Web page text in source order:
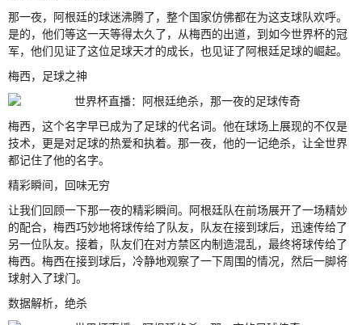
那一夜，阿根廷的球迷沸腾了，整个国家仿佛都在为这支球队欢呼。
是的，他们等这一天等得太久了，从梅西的出道，到如今世界杯的冠
军，他们见证了这位足球天才的成长，也见证了阿根廷足球的崛起。
梅西，足球之神
梅西，这个名字早已成为了足球的代名词。他在球场上展现的不仅是
技术，更是对足球的热爱和执着。那一夜，他的一记绝杀，让全世界
都记住了他的名字。
精彩瞬间，回味无穷
让我们回顾一下那一夜的精彩瞬间。阿根廷队在前场展开了一场精妙
的配合，梅西巧妙地将球传给了队友，队友在接到球后，迅速传给了
另一位队友。接着，队友们在对方禁区内制造混乱，最终将球传给了
梅西。梅西在接到球后，冷静地观察了一下周围的情况，然后一脚将
球射入了球门。
数据解析，绝杀